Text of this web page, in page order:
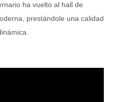
ha vuelto al hall de
prestándole una calidad